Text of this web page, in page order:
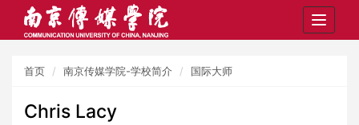
Toggle
首页 南京传媒学院-学校简介 国际大师
Chris Lacy